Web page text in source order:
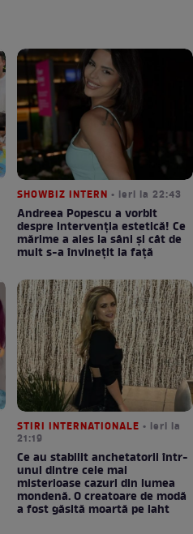
SHOWBIZ INTERN • ieri la 22:43
Andreea Popescu a vorbit
despre intervenția estetică! Ce
mărime a ales la sâni și cât de
mult s-a învinețit la față
STIRI INTERNATIONALE • ieri la
21:19
Ce au stabilit anchetatorii într-
unul dintre cele mai
misterioase cazuri din lumea
mondenă. O creatoare de modă
a fost găsită moartă pe iaht